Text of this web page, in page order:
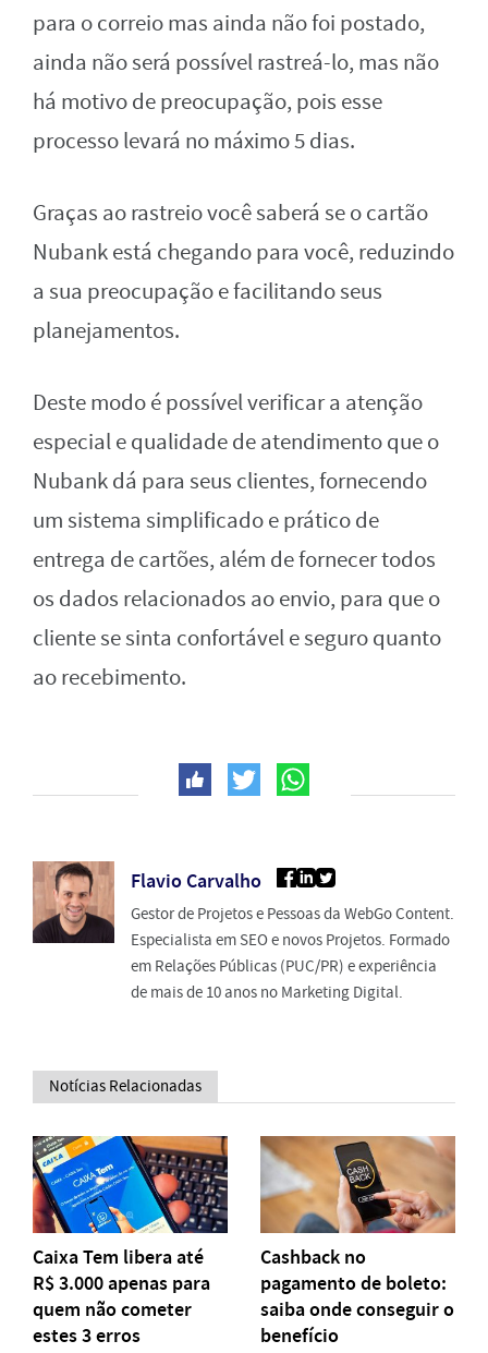
para o correio mas ainda não foi postado,
ainda não será possível rastreá-lo, mas não
há motivo de preocupação, pois esse
processo levará no máximo 5 dias.
Graças ao rastreio você saberá se o cartão
Nubank está chegando para você, reduzindo
a sua preocupação e facilitando seus
planejamentos.
Deste modo é possível verificar a atenção
especial e qualidade de atendimento que o
Nubank dá para seus clientes, fornecendo
um sistema simplificado e prático de
entrega de cartões, além de fornecer todos
os dados relacionados ao envio, para que o
cliente se sinta confortável e seguro quanto
ao recebimento.
Flavio Carvalho
Gestor de Projetos e Pessoas da WebGo Content.
Especialista em SEO e novos Projetos. Formado
em Relações Públicas (PUC/PR) e experiência
de mais de 10 anos no Marketing Digital.
Notícias Relacionadas
Caixa Tem libera até
R$ 3.000 apenas para
quem não cometer
estes 3 erros
Cashback no
pagamento de boleto:
saiba onde conseguir o
benefício